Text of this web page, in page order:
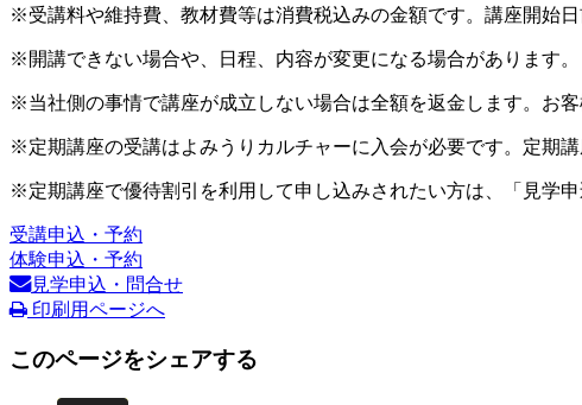
※受講料や維持費、教材費等は消費税込みの金額です。講座開始日
※開講できない場合や、日程、内容が変更になる場合があります。
※当社側の事情で講座が成立しない場合は全額を返金します。お
※定期講座の受講はよみうりカルチャーに入会が必要です。定期
※定期講座で優待割引を利用して申し込みされたい方は、「見学
受講申込・予約
体験申込・予約
見学申込・問合せ
印刷用ページへ
このページをシェアする